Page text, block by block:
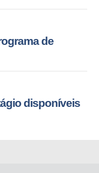
de
disponíveis